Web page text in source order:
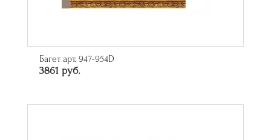
Багет арт. 947-954D
3861 руб.